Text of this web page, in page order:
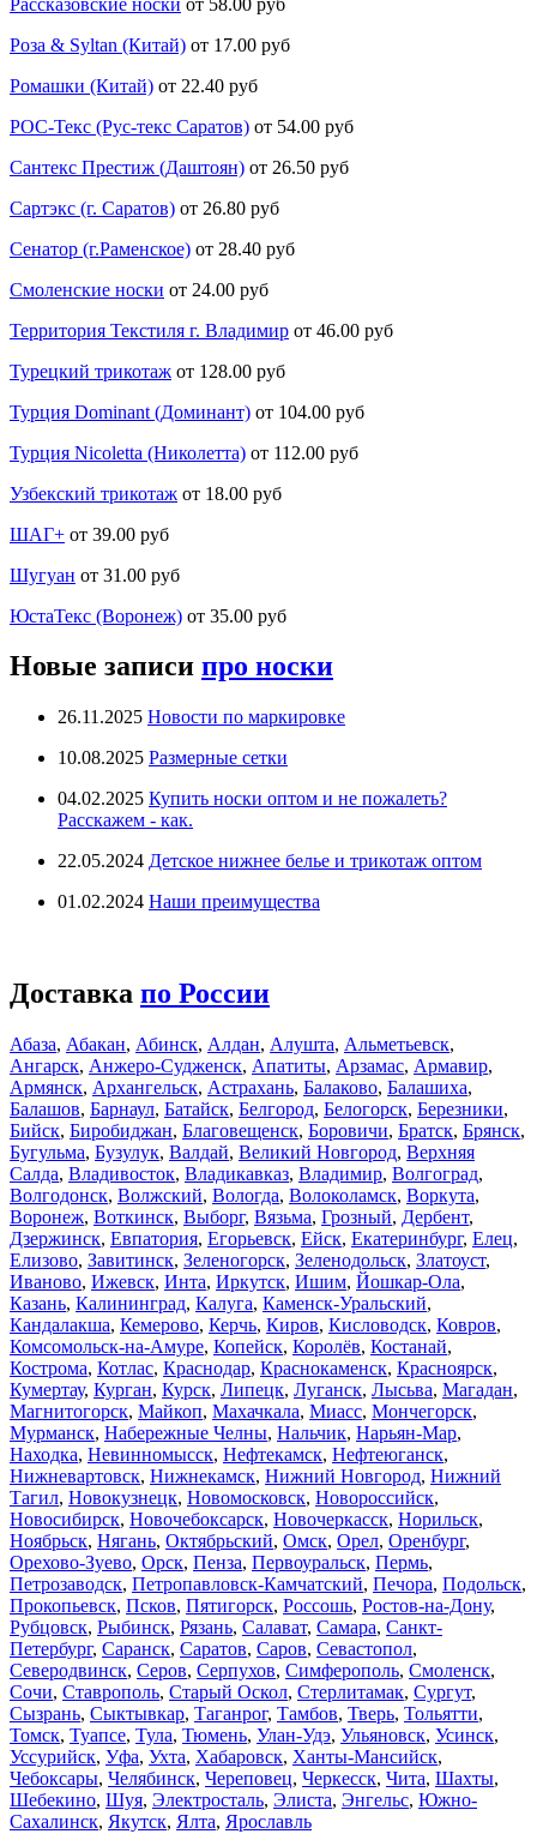
Роза & Syltan (Китай) от 17.00 руб
Ромашки (Китай) от 22.40 руб
РОС-Текс (Рус-текс Саратов) от 54.00 руб
Сантекс Престиж (Даштоян) от 26.50 руб
Сартэкс (г. Саратов) от 26.80 руб
Сенатор (г.Раменское) от 28.40 руб
Смоленские носки от 24.00 руб
Территория Текстиля г. Владимир от 46.00 руб
Турецкий трикотаж от 128.00 руб
Турция Dominant (Доминант) от 104.00 руб
Турция Nicoletta (Николетта) от 112.00 руб
Узбекский трикотаж от 18.00 руб
ШАГ+ от 39.00 руб
Шугуан от 31.00 руб
ЮстаТекс (Воронеж) от 35.00 руб
Новые записи про носки
26.11.2025 Новости по маркировке
10.08.2025 Размерные сетки
04.02.2025 Купить носки оптом и не пожалеть?
Расскажем - как.
22.05.2024 Детское нижнее белье и трикотаж оптом
01.02.2024 Наши преимущества
Доставка по России
Абаза, Абакан, Абинск, Алдан, Алушта, Альметьевск,
Ангарск, Анжеро-Судженск, Апатиты, Арзамас, Армавир,
Армянск, Архангельск, Астрахань, Балаково, Балашиха,
Балашов, Барнаул, Батайск, Белгород, Белогорск, Березники,
Бийск, Биробиджан, Благовещенск, Боровичи, Братск, Брянск,
Бугульма, Бузулук, Валдай, Великий Новгород, Верхняя
Салда, Владивосток, Владикавказ, Владимир, Волгоград,
Волгодонск, Волжский, Вологда, Волоколамск, Воркута,
Воронеж, Воткинск, Выборг, Вязьма, Грозный, Дербент,
Дзержинск, Евпатория, Егорьевск, Ейск, Екатеринбург, Елец,
Елизово, Завитинск, Зеленогорск, Зеленодольск, Златоуст,
Иваново, Ижевск, Инта, Иркутск, Ишим, Йошкар-Ола,
Казань, Калининград, Калуга, Каменск-Уральский,
Кандалакша, Кемерово, Керчь, Киров, Кисловодск, Ковров,
Комсомольск-на-Амуре, Копейск, Королёв, Костанай,
Кострома, Котлас, Краснодар, Краснокаменск, Красноярск,
Кумертау, Курган, Курск, Липецк, Луганск, Лысьва, Магадан,
Магнитогорск, Майкоп, Махачкала, Миасс, Мончегорск,
Мурманск, Набережные Челны, Нальчик, Нарьян-Мар,
Находка, Невинномысск, Нефтекамск, Нефтеюганск,
Нижневартовск, Нижнекамск, Нижний Новгород, Нижний
Тагил, Новокузнецк, Новомосковск, Новороссийск,
Новосибирск, Новочебоксарск, Новочеркасск, Норильск,
Ноябрьск, Нягань, Октябрьский, Омск, Орел, Оренбург,
Орехово-Зуево, Орск, Пенза, Первоуральск, Пермь,
Петрозаводск, Петропавловск-Камчатский, Печора, Подольск,
Прокопьевск, Псков, Пятигорск, Россошь, Ростов-на-Дону,
Рубцовск, Рыбинск, Рязань, Салават, Самара, Санкт-
Петербург, Саранск, Саратов, Саров, Севастопол,
Северодвинск, Серов, Серпухов, Симферополь, Смоленск,
Сочи, Ставрополь, Старый Оскол, Стерлитамак, Сургут,
Сызрань, Сыктывкар, Таганрог, Тамбов, Тверь, Тольятти,
Томск, Туапсе, Тула, Тюмень, Улан-Удэ, Ульяновск, Усинск,
Уссурийск, Уфа, Ухта, Хабаровск, Ханты-Мансийск,
Чебоксары, Челябинск, Череповец, Черкесск, Чита, Шахты,
Шебекино, Шуя, Электросталь, Элиста, Энгельс, Южно-
Сахалинск, Якутск, Ялта, Ярославль